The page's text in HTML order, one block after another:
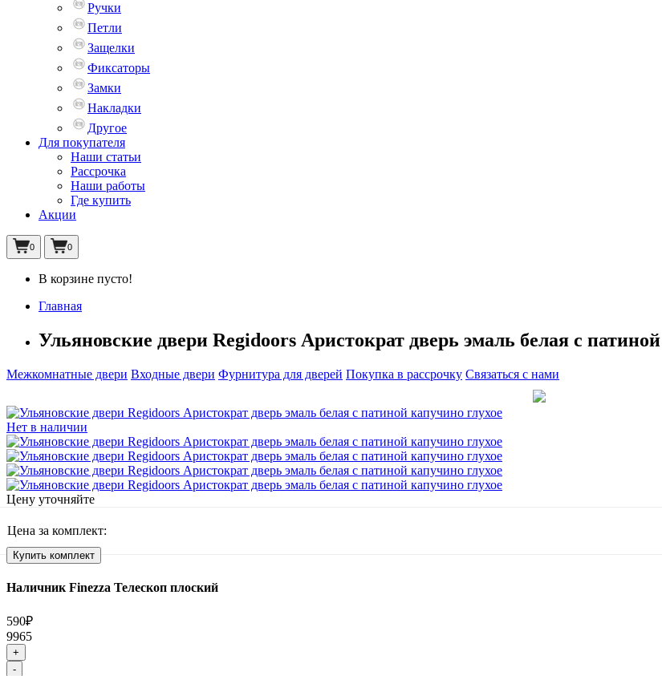
Ручки
Петли
Защелки
Фиксаторы
Замки
Накладки
Другое
Для покупателя
Наши статьи
Рассрочка
Наши работы
Где купить
Акции
0 0
В корзине пусто!
Главная
Ульяновские двери Regidoors Аристократ дверь эмаль белая с
Межкомнатные двери Входные двери Фурнитура для дверей Покупка в рассрочку Связаться с нами
Нет в наличии
Цену уточняйте
Цена за комплект:
Купить комплект
Наличник Finezza Телескоп плоский
590₽
9965
+
-